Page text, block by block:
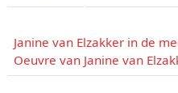
Janine van Elzakker in de
Oeuvre van Janine van